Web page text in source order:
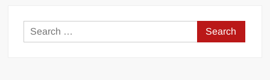
Search
for: